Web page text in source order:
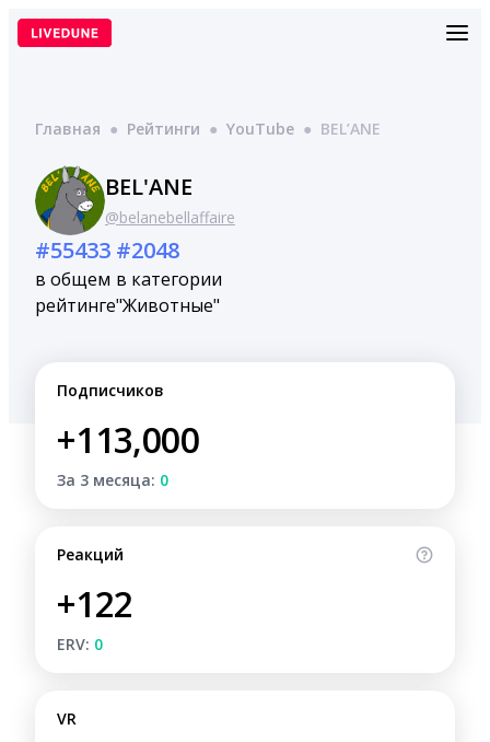
Перейти
Главная ● Рейтинги ● YouTube ● BEL’ANE
BEL'ANE
@belanebellaffaire
#55433
в общем
рейтинге
#2048
в категории
"Животные"
Подписчиков
+113,000
За 3 месяца: 0
Реакций
+122
ERV: 0
VR